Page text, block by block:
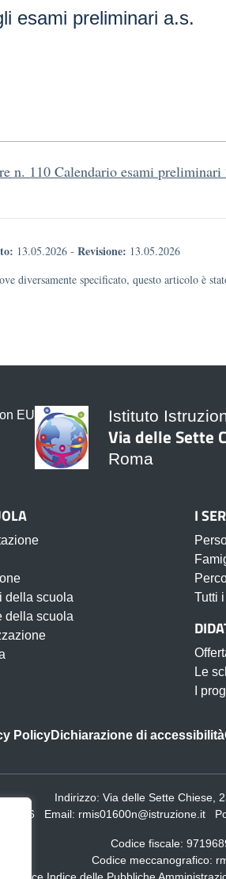
esami preliminari a.s.
n. 110 Calendario esami
13.05.2026 - Revisione: 13.05.2026
diversamente specificato, questo articolo è
Istituto
Via delle Sette
Roma
della scuola
della scuola
I
Tutti
Le
I
PolicyDichiarazione di accessibilità
Indirizzo: Via delle Sette Chiese,
Email: rmis01600n@istruzione.it
Codice fiscale:
Codice meccanografico: